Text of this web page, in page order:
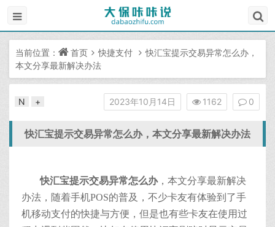
当前位置： 首页 快捷支付
快汇宝提示交易异常怎么办，
本文分享最新解决办法
2023年10月14日 1162 0
N +
快汇宝提示交易异常怎么办，本文分享最新解决办法
快汇宝提示交易异常怎么办，本文分享最新解决
办法，随着手机POS的普及，不少卡友有体验到了手
机移动支付的快捷与方便，但是也有些卡友在使用过